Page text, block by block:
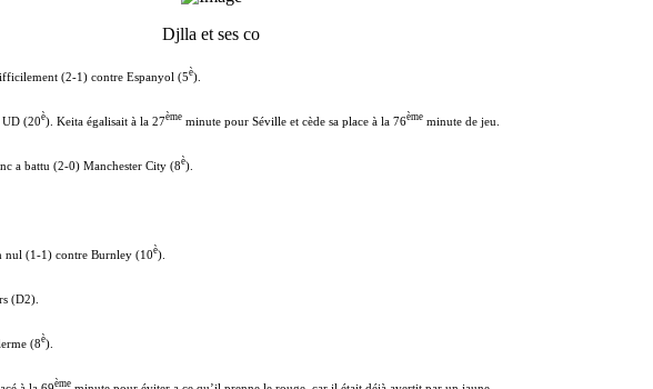
Djlla et ses co
(2-1) contre Espanyol (5è).
UD (20è). Keita égalisait à la 27ème minute pour Séville et cède sa place à la 76ème minute de jeu.
a battu (2-0) Manchester City (8è).
nul (1-1) contre Burnley (10è).
(D2).
(8è).
ème